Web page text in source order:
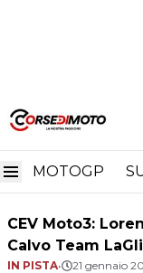
MOTOGP
Home Team Calvo,
Team
CEV Moto3:
Calvo Team
IN PISTA• 21 gennaio